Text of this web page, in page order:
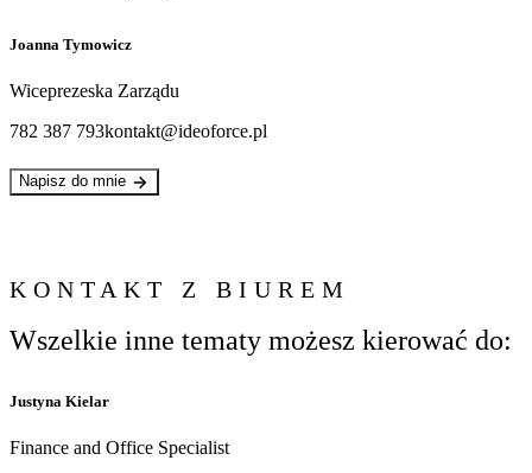
Joanna Tymowicz
Wiceprezeska Zarządu
782 387 793kontakt@ideoforce.pl
Napisz do mnie
KONTAKT Z BIUREM
Wszelkie inne tematy możesz kierować do:
Justyna Kielar
Finance and Office Specialist